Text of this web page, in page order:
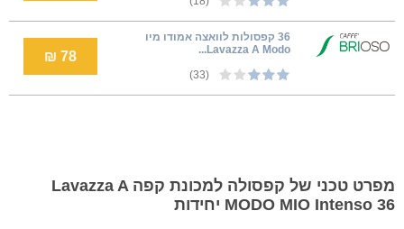
36 קפסולות לוואצה אמודו מיו
Lavazza A Modo...
(33)
78 ₪
מפרט טכני של קפסולה למכונת קפה Lavazza A
MODO MIO Intenso 36 יחידות